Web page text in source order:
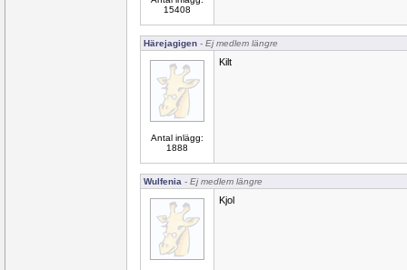
15408
Härejagigen - Ej medlem längre
Antal inlägg:
1888
Kilt
Wulfenia - Ej medlem längre
Kjol